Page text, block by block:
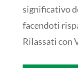
significativo
facendoti
Rilassati con